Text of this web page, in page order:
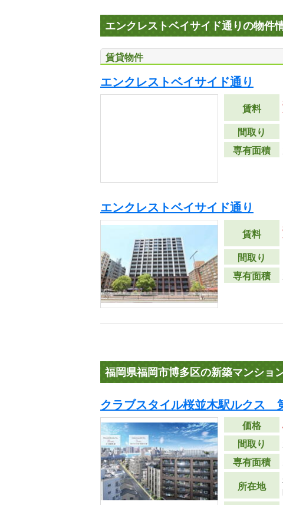
エンクレストベイサイド通りの物件
賃貸物件
エンクレストベイサイド通り
賃料
間取り
専有面積
エンクレストベイサイド通り
賃料
間取り
専有面積
福岡県福岡市博多区の新築マンショ
クラブスタイル桜並木駅ルクス
価格
間取り
専有面積
所在地